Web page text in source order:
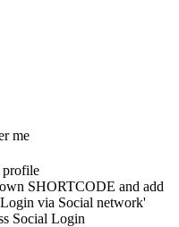
me
profile
SHORTCODE and add
via Social network'
Social Login